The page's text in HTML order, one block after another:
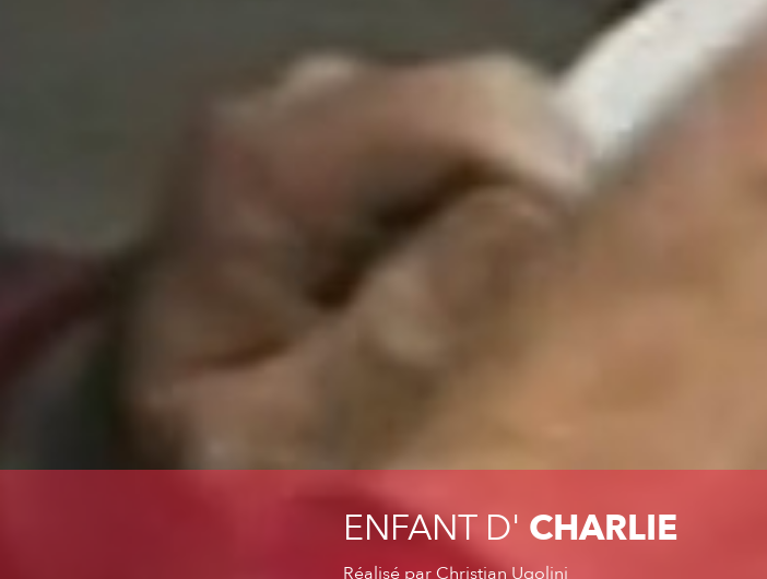
ENFANT D' CHARLIE
Réalisé par Christian Ugolini